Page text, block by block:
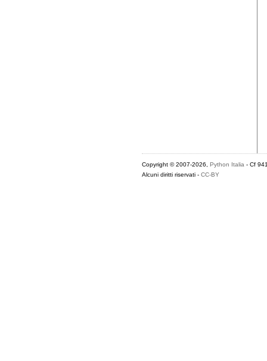
Copyright © 2007-2026, Python Italia- Cf
Alcuni diritti riservati - CC-BY